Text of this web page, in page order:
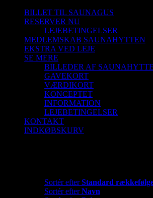
BILLET TIL SAUNAGUS
RESERVER NU
LEJEBETINGELSER
MEDLEMSKAB SAUNAHYTTEN
EKSTRA VED LEJE
SE MERE
BILLEDER AF
GAVEKORT
VÆRDIKORT
KONCEPTET
INFORMATION
LEJEBETINGELSER
KONTAKT
INDKØBSKURV
Sortér efterStandard
Sortér efterNavn